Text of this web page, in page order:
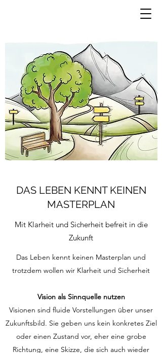
DAS LEBEN KENNT KEINEN
MASTERPLAN
Mit Klarheit und Sicherheit befreit in die
Zukunft
Das Leben kennt keinen Masterplan und
trotzdem wollen wir Klarheit und Sicherheit
Vision als Sinnquelle nutzen
Visionen sind fluide Vorstellungen über unser
Zukunftsbild. Sie geben uns kein konkretes Ziel
oder einen Zustand vor, eher eine grobe
Richtung, eine Skizze, die sich auch wieder